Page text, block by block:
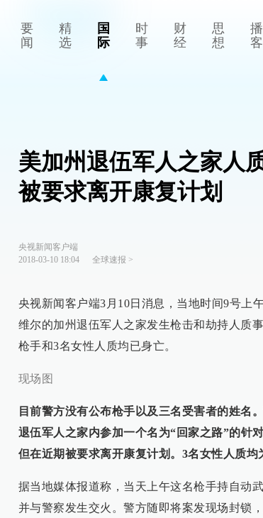
要
闻
精
选
国
际
时
事
财
经
思
想
播
客
美加州退伍军人之家人
被要求离开康复计划
央视新闻客户端
2018-03-10 18:04
全球速报 >
央视新闻客户端3月10日消息，当地时间9号上
维尔的加州退伍军人之家发生枪击和劫持人质
枪手和3名女性人质均已身亡。
现场图
目前警方没有公布枪手以及三名受害者的姓名
退伍军人之家内参加一个名为“回家之路”的针
但在近期被要求离开康复计划。3名女性人质均
据当地媒体报道称，当天上午这名枪手持自动
并与警察发生交火。警方随即将案发现场封锁